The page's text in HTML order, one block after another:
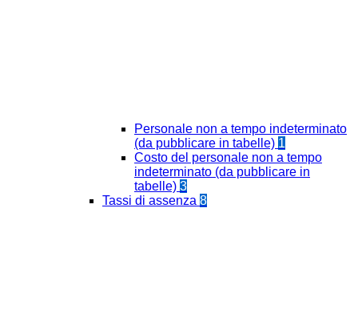
Personale non a tempo indeterminato
(da pubblicare in tabelle) 1
Costo del personale non a tempo
indeterminato (da pubblicare in
tabelle) 3
Tassi di assenza 8